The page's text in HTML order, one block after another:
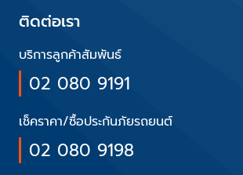
ติดต่อเรา
บริการลูกค้าสัมพันธ์
02 080 9191
เช็คราคา/ซื้อประกันภัยรถยนต์
02 080 9198